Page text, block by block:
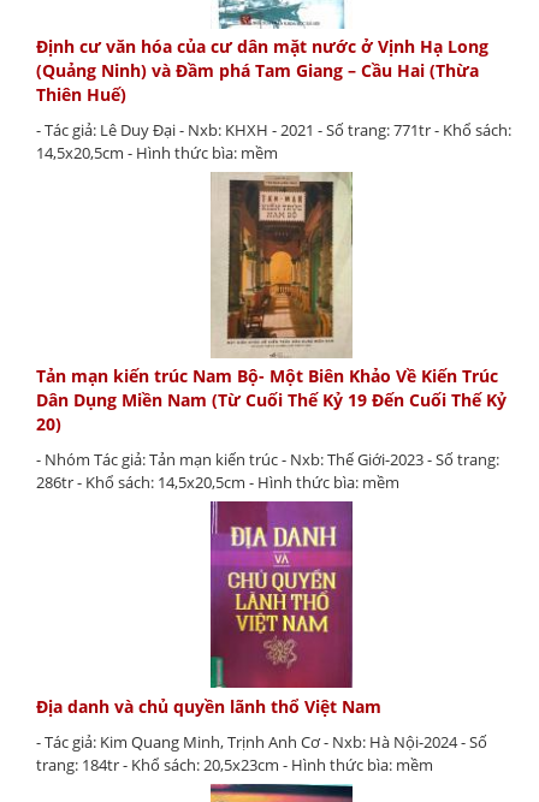
Định cư văn hóa của cư dân mặt nước ở Vịnh Hạ Long
(Quảng Ninh) và Đầm phá Tam Giang – Cầu Hai (Thừa
Thiên Huế)
- Tác giả: Lê Duy Đại - Nxb: KHXH - 2021 - Số trang: 771tr - Khổ sách:
14,5x20,5cm - Hình thức bìa: mềm
Tản mạn kiến trúc Nam Bộ- Một Biên Khảo Về Kiến Trúc
Dân Dụng Miền Nam (Từ Cuối Thế Kỷ 19 Đến Cuối Thế Kỷ
20)
- Nhóm Tác giả: Tản mạn kiến trúc - Nxb: Thế Giới-2023 - Số trang:
286tr - Khổ sách: 14,5x20,5cm - Hình thức bìa: mềm
Địa danh và chủ quyền lãnh thổ Việt Nam
- Tác giả: Kim Quang Minh, Trịnh Anh Cơ - Nxb: Hà Nội-2024 - Số
trang: 184tr - Khổ sách: 20,5x23cm - Hình thức bìa: mềm